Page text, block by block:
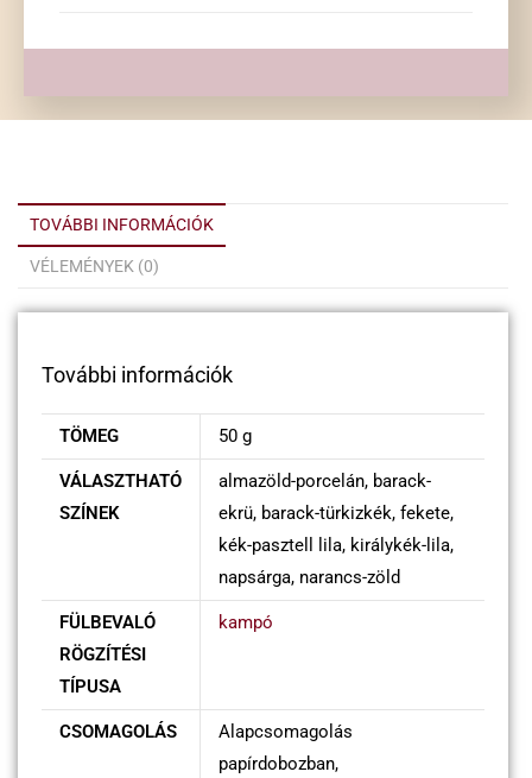
TOVÁBBI INFORMÁCIÓK
VÉLEMÉNYEK (0)
További információk
TÖMEG 50 g
VÁLASZTHATÓ
SZÍNEK
almazöld-porcelán, barack-
ekrü, barack-türkizkék, fekete,
kék-pasztell lila, királykék-lila,
napsárga, narancs-zöld
FÜLBEVALÓ
RÖGZÍTÉSI
TÍPUSA
kampó
CSOMAGOLÁS
Alapcsomagolás
papírdobozban,